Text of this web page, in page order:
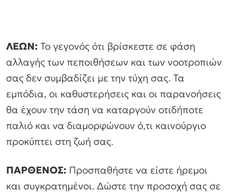
ΛΕΩΝ: Το γεγονός ότι βρίσκεστε σε φάση
αλλαγής των πεποιθήσεων και των νοοτροπιών
σας δεν συμβαδίζει με την τύχη σας. Τα
εμπόδια, οι καθυστερήσεις και οι παρανοήσεις
θα έχουν την τάση να καταργούν οτιδήποτε
παλιό και να διαμορφώνουν ό,τι καινούργιο
προκύπτει στη ζωή σας.
ΠΑΡΘΕΝΟΣ: Προσπαθήστε να είστε ήρεμοι
και συγκρατημένοι. Δώστε την προσοχή σας σε